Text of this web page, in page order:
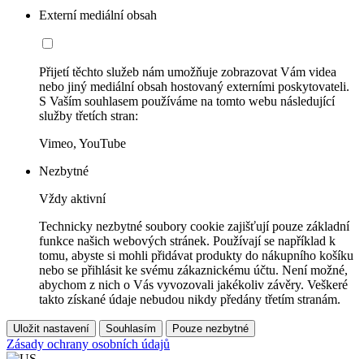
Externí mediální obsah
Přijetí těchto služeb nám umožňuje zobrazovat Vám videa
nebo jiný mediální obsah hostovaný externími poskytovateli.
S Vaším souhlasem používáme na tomto webu následující
služby třetích stran:
Vimeo, YouTube
Nezbytné
Vždy aktivní
Technicky nezbytné soubory cookie zajišťují pouze základní
funkce našich webových stránek. Používají se například k
tomu, abyste si mohli přidávat produkty do nákupního košíku
nebo se přihlásit ke svému zákaznickému účtu. Není možné,
abychom z nich o Vás vyvozovali jakékoliv závěry. Veškeré
takto získané údaje nebudou nikdy předány třetím stranám.
Uložit nastavení Souhlasím Pouze nezbytné
Zásady ochrany osobních údajů